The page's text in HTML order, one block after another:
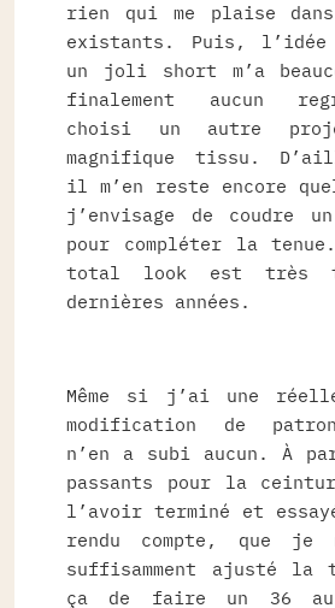
rien qui me plaise
existants. Puis,
un joli short m’a
finalement aucun
choisi un autre
magnifique tissu.
il m’en reste encore
j’envisage de coudre
pour compléter la tenue.
total look est très
dernières années.
Même si j’ai une
modification de
n’en a subi aucun. À
passants pour la
l’avoir terminé et
rendu compte, que
suffisamment ajusté
ça de faire un 36 au